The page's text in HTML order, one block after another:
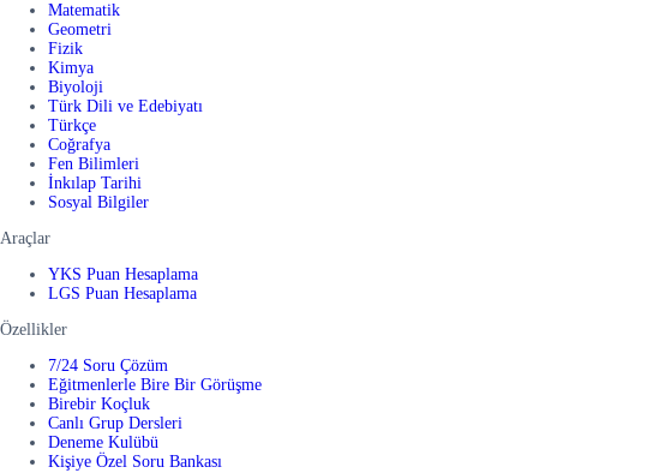
Matematik
Geometri
Fizik
Kimya
Biyoloji
Türk Dili ve Edebiyatı
Türkçe
Coğrafya
Fen Bilimleri
İnkılap Tarihi
Sosyal Bilgiler
Araçlar
YKS Puan Hesaplama
LGS Puan Hesaplama
Özellikler
7/24 Soru Çözüm
Eğitmenlerle Bire Bir Görüşme
Birebir Koçluk
Canlı Grup Dersleri
Deneme Kulübü
Kişiye Özel Soru Bankası